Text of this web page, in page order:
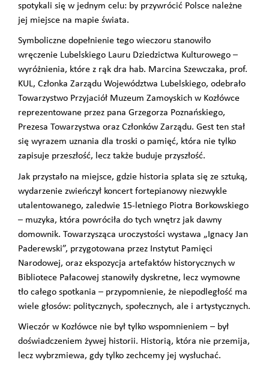
spotykali się w jednym celu: by przywrócić Polsce należne
jej miejsce na mapie świata.
Symboliczne dopełnienie tego wieczoru stanowiło
wręczenie Lubelskiego Lauru Dziedzictwa Kulturowego –
wyróżnienia, które z rąk dra hab. Marcina Szewczaka, prof.
KUL, Członka Zarządu Województwa Lubelskiego, odebrało
Towarzystwo Przyjaciół Muzeum Zamoyskich w Kozłówce
reprezentowane przez pana Grzegorza Poznańskiego,
Prezesa Towarzystwa oraz Członków Zarządu. Gest ten stał
się wyrazem uznania dla troski o pamięć, która nie tylko
zapisuje przeszłość, lecz także buduje przyszłość.
Jak przystało na miejsce, gdzie historia splata się ze sztuką,
wydarzenie zwieńczył koncert fortepianowy niezwykle
utalentowanego, zaledwie 15-letniego Piotra Borkowskiego
– muzyka, która powróciła do tych wnętrz jak dawny
domownik. Towarzysząca uroczystości wystawa „Ignacy Jan
Paderewski”, przygotowana przez Instytut Pamięci
Narodowej, oraz ekspozycja artefaktów historycznych w
Bibliotece Pałacowej stanowiły dyskretne, lecz wymowne
tło całego spotkania – przypomnienie, że niepodległość ma
wiele głosów: politycznych, społecznych, ale i artystycznych.
Wieczór w Kozłówce nie był tylko wspomnieniem – był
doświadczeniem żywej historii. Historią, która nie przemija,
lecz wybrzmiewa, gdy tylko zechcemy jej wysłuchać.